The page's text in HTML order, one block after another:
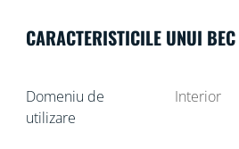
CARACTERISTICILE UNUI BEC
Domeniu de
utilizare
Interior